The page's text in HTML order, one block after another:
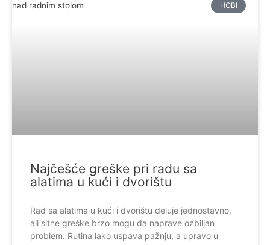
HOBI
Najčešće greške pri radu sa
alatima u kući i dvorištu
Rad sa alatima u kući i dvorištu deluje jednostavno,
ali sitne greške brzo mogu da naprave ozbiljan
problem. Rutina lako uspava pažnju, a upravo u